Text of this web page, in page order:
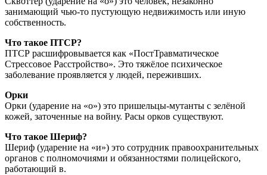
занимающий чью-то пустующую недвижимость или иную
собственность.
Что такое ПТСР?
ПТСР расшифровывается как «ПостТравматическое
Стрессовое Расстройство». Это тяжёлое психическое
заболевание проявляется у людей, переживших.
Орки
Орки (ударение на «о») это пришельцы-мутанты с зелёной
кожей, заточенные на войну. Расы орков существуют.
Что такое Шериф?
Шериф (ударение на «и») это сотрудник правоохранительных
органов с полномочиями и обязанностями полицейского,
работающий в.